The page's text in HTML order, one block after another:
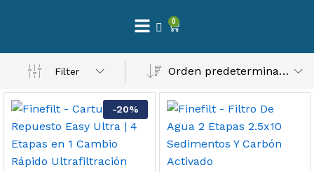
0
Filter Orden predeterminado
-20%
– Máxima Calidad En Filtración
3,900.00
al carrito